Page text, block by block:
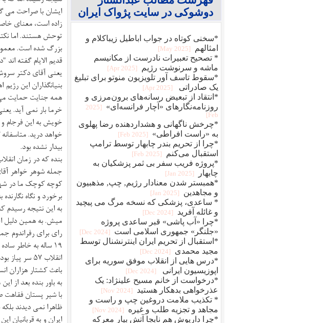
ایشان با صراحت می
زاده است، معنای
توحش هستند. اما
قدیم الایام گفته
یعنی آقای دکتر
بنیانگذاران این
همه جنایت حمایت می
خرما بار نمی آید.
خویش به این فرجام و
بیدار نشده بود.
جمله شوهر خواهر
کوچه کوچک ما در
برخورد و نگاه
به این نتیجه رسیدم
میش. به همین دلیل
رای برای رفراندوم
١٩ ساله به خاطر
باعث کشتار هزاران
به باور بنده بعد از
با شیر پستان فقاهت
ظاهرا نمی دیدند
ایران و به
دوشوکی در سایت پژواک ایران
*سخنی کوتاه در جواب اباطیل زیباکلام و
امثالهم
[2025 May]
* تصحیح تعبیرات نادرست از مکانیسم
ماشه و سرنوشت رژیم
[2025 Apr]
*سقوط تاسف آور تلویزیون منوتو برای تبلیغ
یک صادراتی
[2025 Apr]
*انتقاد از تبعیض رسانه‌های برون‌مرزی و
روزنامه‌نگارهای «آچار فرانسه‌ای»
[2025
Feb]
*چرخش ناگهانی و هشداردهنده رضا پهلوی
به «راست افراطی»
[2025 Feb]
*چرا از تحریم بندر چابهار توسط ترامپ
استقبال می‌کنم
[2025 Feb]
*پروژه فریب سفر بی ثمر پزشکیان به
چابهار
[2025 Jan]
*همبستر شدن معنادار رژیم, چپ, مذهبیون
و مجاهدین
[2025 Jan]
* ساعدی، پزشکی که نسخه مرگ می پیچید
و غائله آفرید
[2024 Dec]
*چرا «آب پاشی» قبر ساعدی پروژه
«جلنگر» جمهوری اسلامی است
[2024 Dec]
*استقبال از تحریم ایران اینترنشنال توسط
مجید محمدی
[2024 Dec]
*درس هایی از انقلاب موفق سوریه برای
اپوزیسیون ایرانی
[2024 Dec]
*درخواست از خانم مسیح علینژاد: یک
عذرخواهی بدهکار هستید
[2024 Nov]
* تکذیب ملامت دروغین چپ و راست و
مجاهد و تجزیه طلب و غیره
[2024 Nov]
*چرا داریوش هم نابجا آتش بیار معرکه